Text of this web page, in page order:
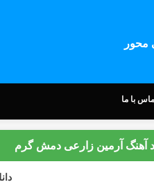
محور
با ما
آهنگ آرمین زارعی دمش گرم